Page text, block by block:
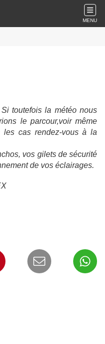
MENU
toutefois la météo nous
le parcour,voir même
les cas rendez-vous à la
vos gilets de sécurité
de vos éclairages.